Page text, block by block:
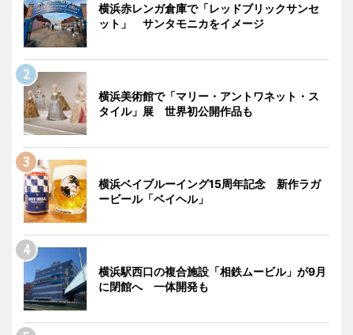
横浜赤レンガ倉庫で「レッドブリックサンセ
ット」 サンタモニカをイメージ
横浜美術館で「マリー・アントワネット・ス
タイル」展 世界初公開作品も
横浜ベイブルーイング15周年記念 新作ラガ
ービール「ベイヘル」
横浜駅西口の複合施設「相鉄ムービル」が9月
に閉館へ 一体開発も